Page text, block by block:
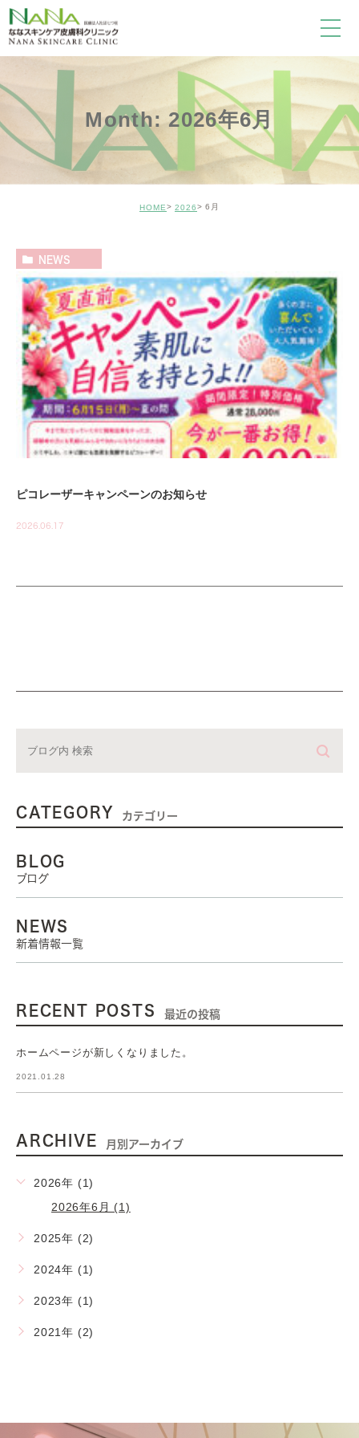
Month: 2026年6月
HOME 2026 6月
NEWS
ピコレーザーキャンペーンのお知らせ
2026.06.17
CATEGORY カテゴリー
BLOG
ブログ
NEWS
新着情報一覧
RECENT POSTS 最近の投稿
ホームページが新しくなりました。
2021.01.28
ARCHIVE 月別アーカイブ
2026年 (1)
2026年6月 (1)
2025年 (2)
2024年 (1)
2023年 (1)
2021年 (2)